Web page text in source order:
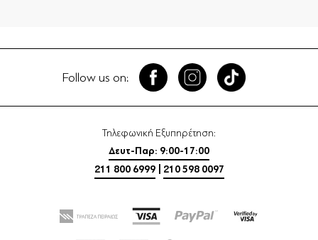
Follow us on:
Τηλεφωνική Εξυπηρέτηση:
Δευτ-Παρ: 9:00-17:00
211 800 6999
210 598 0097